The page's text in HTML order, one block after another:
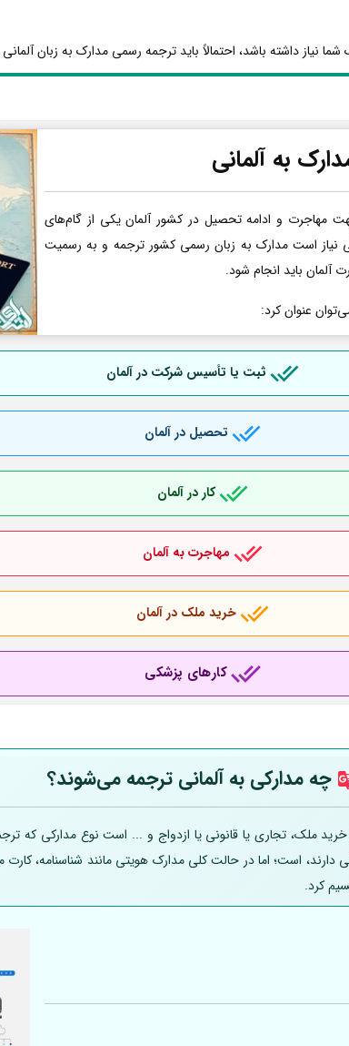
نیاز داشته باشد، احتمالاً باید ترجمه رسمی مدارک به زبان آلمانی
به آلمانی
مهاجرت و ادامه تحصیل در کشور آلمان یکی از گام‌های
نیاز است مدارک به زبان رسمی کشور ترجمه و به رسمیت
آلمان باید انجام شود.
عنوان کرد:
ثبت یا تأسیس شرکت در آلمان
تحصیل در آلمان
کار در آلمان
مهاجرت به آلمان
خرید ملک در آلمان
کارهای پزشکی
چه مدارکی بهآلمانی ترجمه می‌شوند؟
ملک، تجاری یا قانونی یا ازدواج و ... است نوع مدارکی که
دارند، است؛ اما در حالت کلی مدارک هویتی مانند شناسنامه،
کرد.